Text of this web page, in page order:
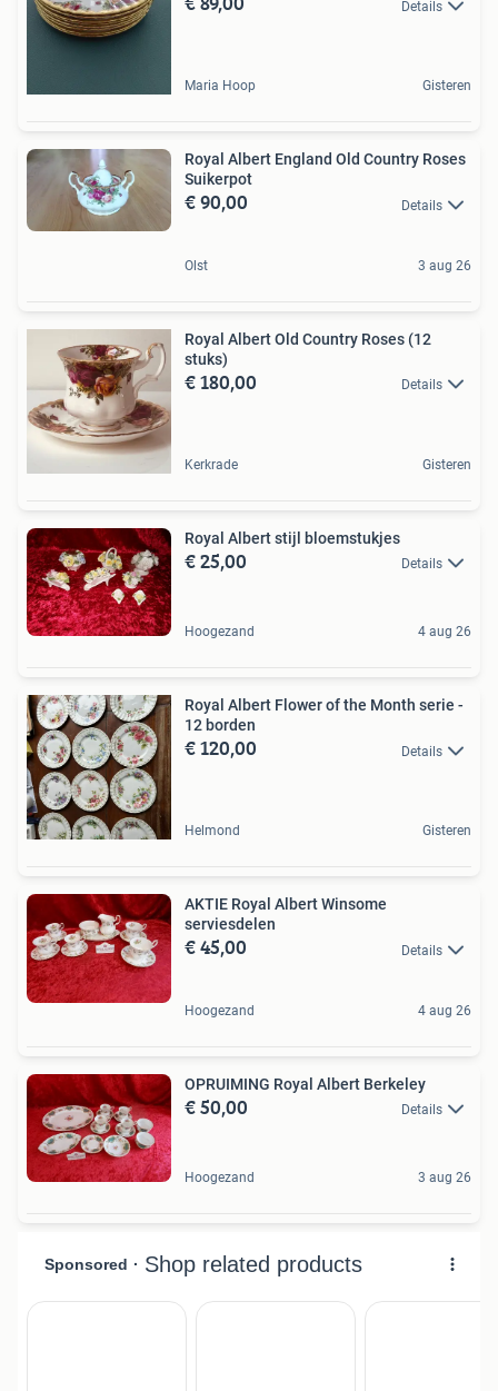
Details
Maria Hoop Gisteren
Royal Albert England Old Country Roses
Suikerpot
€ 90,00 Details
Olst 3 aug 26
Royal Albert Old Country Roses (12
stuks)
€ 180,00 Details
Kerkrade Gisteren
Royal Albert stijl bloemstukjes
€ 25,00 Details
Hoogezand 4 aug 26
Royal Albert Flower of the Month serie -
12 borden
€ 120,00 Details
Helmond Gisteren
AKTIE Royal Albert Winsome
serviesdelen
€ 45,00 Details
Hoogezand 4 aug 26
OPRUIMING Royal Albert Berkeley
€ 50,00 Details
Hoogezand 3 aug 26